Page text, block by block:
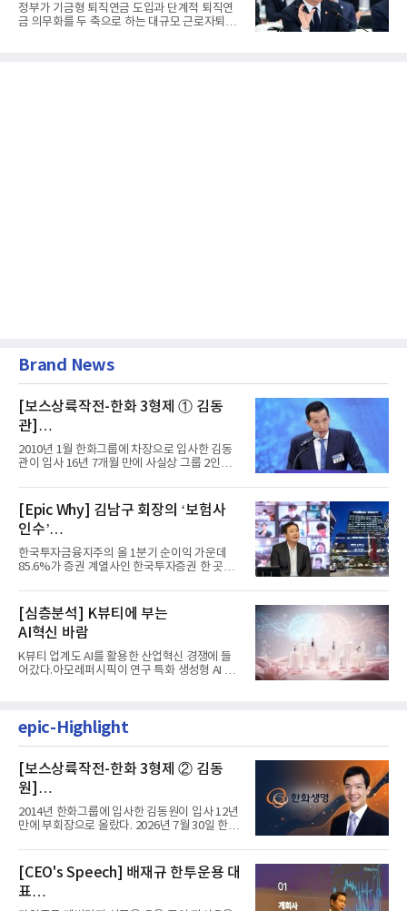
정부가 기금형 퇴직연금 도입과 단계적 퇴직연
금 의무화를 두 축으로 하는 대규모 근로자퇴직
Brand News
[보스상륙작전-한화 3형제 ① 김동
관]
입사 16년 만에 수석부회장 … 경영승
계 ‘초읽기’
2010년 1월 한화그룹에 차장으로 입사한 김동
관이 입사 16년 7개월 만에 사실상 그룹 2인자
[Epic Why] 김남구 회장의 ‘보험사
인수’
발걸음이 신중해진 배경은?
한국투자금융지주의 올 1분기 순이익 가운데
85.6%가 증권 계열사인 한국투자증권 한 곳에
[심층분석] K뷰티에 부는
AI혁신 바람
K뷰티 업계도 AI를 활용한 산업혁신 경쟁에 들
어갔다.아모레퍼시픽이 연구 특화 생성형 AI 플
epic-Highlight
[보스상륙작전-한화 3형제 ② 김동
원]
입사 12년 만에 금융계열 수장 등극
2014년 한화그룹에 입사한 김동원이 입사 12년
만에 부회장으로 올랐다. 2026년 7월 30일 한화
[CEO's Speech] 배재규 한투운용 대
표